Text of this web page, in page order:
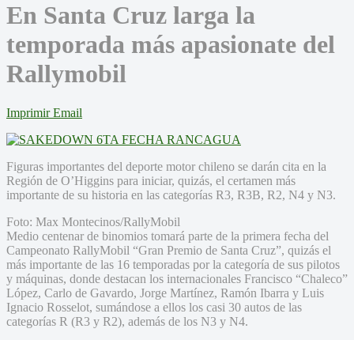
En Santa Cruz larga la
temporada más apasionate del
Rallymobil
Imprimir Email
Figuras importantes del deporte motor chileno se darán cita en la
Región de O’Higgins para iniciar, quizás, el certamen más
importante de su historia en las categorías R3, R3B, R2, N4 y N3.
Foto: Max Montecinos/RallyMobil
Medio centenar de binomios tomará parte de la primera fecha del
Campeonato RallyMobil “Gran Premio de Santa Cruz”, quizás el
más importante de las 16 temporadas por la categoría de sus pilotos
y máquinas, donde destacan los internacionales Francisco “Chaleco”
López, Carlo de Gavardo, Jorge Martínez, Ramón Ibarra y Luis
Ignacio Rosselot, sumándose a ellos los casi 30 autos de las
categorías R (R3 y R2), además de los N3 y N4.